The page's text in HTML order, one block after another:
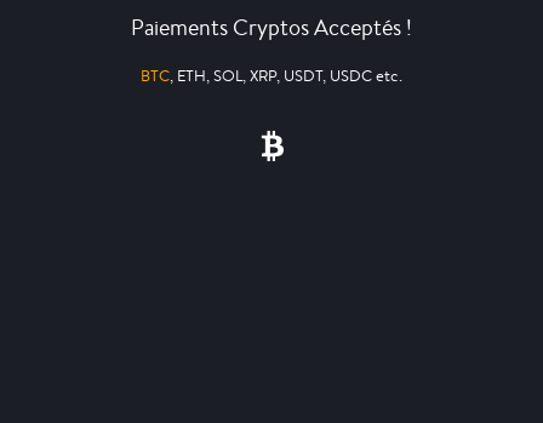
Paiements Cryptos Acceptés !
BTC, ETH, SOL, XRP, USDT, USDC etc.